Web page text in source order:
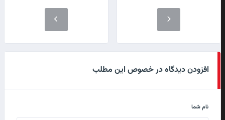
افزودن دیدگاه در خصوص این مطلب
نام شما